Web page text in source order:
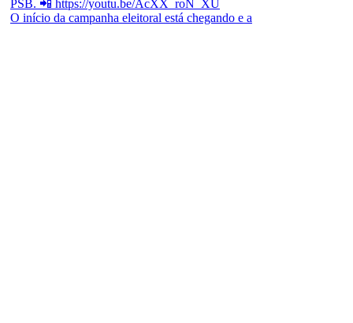
O início da campanha eleitoral está chegando e a